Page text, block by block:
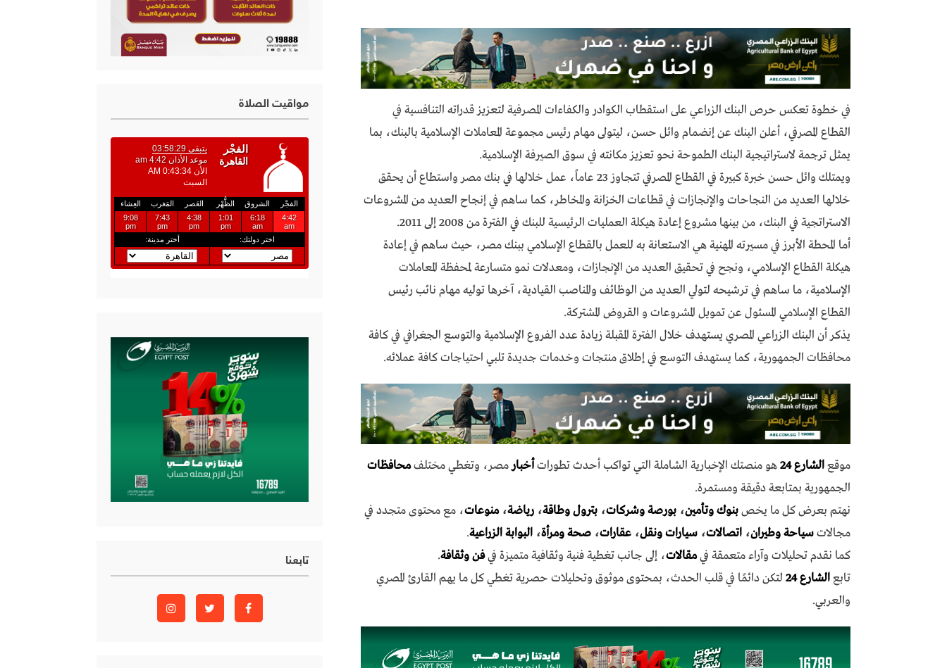
في خطوة تعكس حرص البنك الزراعي على استقطاب الكوادر والكفاءات المصرفية لتعزيز قدراته التنافسية في
القطاع المصرفي، أعلن البنك عن إنضمام وائل حسن، ليتولى مهام رئيس مجموعة المعاملات الإسلامية بالبنك، بما
يمثل ترجمة لاستراتيجية البنك الطموحة نحو تعزيز مكانته في سوق الصيرفة الإسلامية.
ويمتلك وائل حسن خبرة كبيرة في القطاع المصرفي تتجاوز 23 عاماً، عمل خلالها في بنك مصر واستطاع أن يحقق
خلالها العديد من النجاحات والإنجازات في قطاعات الخزانة والمخاطر، كما ساهم في إنجاح العديد من المشروعات
الاستراتجية في البنك، من بينها مشروع إعادة هيكلة العمليات الرئيسية للبنك في الفترة من 2008 إلى 2011.
أما المحطة الأبرز في مسيرته المهنية هي الاستعانة به للعمل بالقطاع الإسلامي ببنك مصر، حيث ساهم في إعادة
هيكلة القطاع الإسلامي، ونجح في تحقيق العديد من الإنجازات، ومعدلات نمو متسارعة لمحفظة المعاملات
الإسلامية، ما ساهم في ترشيحه لتولي العديد من الوظائف والمناصب القيادية، آخرها توليه مهام نائب رئيس
القطاع الإسلامي المسئول عن تمويل المشروعات و القروض المشتركة.
يذكر أن البنك الزراعي المصري يستهدف خلال الفترة المقبلة زيادة عدد الفروع الإسلامية والتوسع الجغرافي في كافة
محافظات الجمهورية، كما يستهدف التوسع في إطلاق منتجات وخدمات جديدة تلبي احتياجات كافة عملائه.
موقعالشارع 24 هو منصتك الإخبارية الشاملة التي تواكب أحدث تطوراتأخبار مصر، وتغطي مختلفمحافظات
الجمهورية بمتابعة دقيقة ومستمرة.
نهتم بعرض كل ما يخصبنوك وتأمين، بورصة وشركات، بترول وطاقة، رياضة،منوعات، مع محتوى متجدد في
مجالاتسياحة وطيران، اتصالات، سيارات ونقل، عقارات، صحة ومرأة، البوابة الزراعية.
كما نقدم تحليلات وآراء متعمقة فيمقالات، إلى جانب تغطية فنية وثقافية متميزة فيفن وثقافة.
تابعالشارع 24
لتكن دائمًا في قلب الحدث، بمحتوى موثوق وتحليلات حصرية تغطي كل ما يهم القارئ المصري
والعربي.
مواقيت الصلاة
تابعنا